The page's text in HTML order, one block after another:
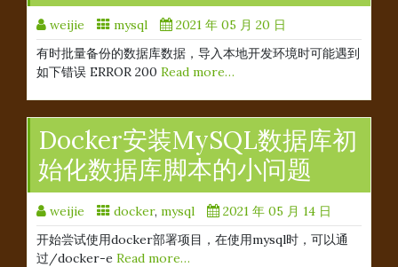
weijie mysql
2021 年 05 月 20 日
有时批量备份的数据库数据，导入本地开发环境时可能遇到
如下错误 ERROR 200 Read more…
Docker安装MySQL数据库初
始化数据库脚本的小问题
weijie docker, mysql
2021 年 05 月 14 日
开始尝试使用docker部署项目，在使用mysql时，可以通
过/docker-e Read more…